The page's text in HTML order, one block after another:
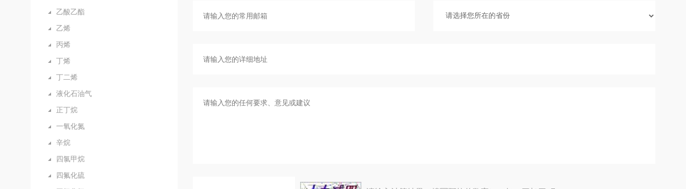
乙酸乙酯
乙烯
丙烯
丁烯
丁二烯
液化石油气
正丁烷
一氧化氮
辛烷
四氯甲烷
四氟化硫